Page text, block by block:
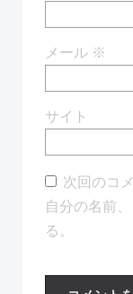
メール ※
サイト
次回のコ
自分の名前
る。